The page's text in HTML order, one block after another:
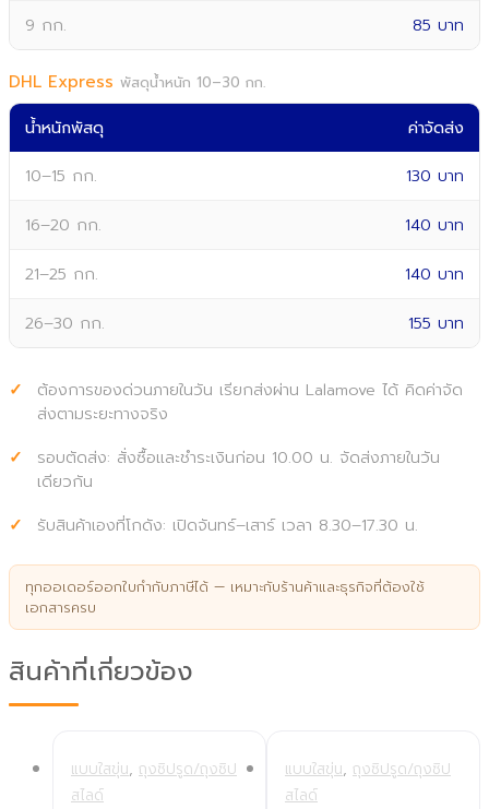
9 กก. 85 บาท
DHL Express พัสดุน้ำหนัก 10–30 กก.
น้ำหนักพัสดุ
ค่าจัดส่ง
10–15 กก.
130 บาท
16–20 กก. 140 บาท
21–25 กก. 140 บาท
26–30 กก. 155 บาท
ต้องการของด่วนภายในวัน เรียกส่งผ่าน Lalamove ได้ คิดค่าจัด
ส่งตามระยะทางจริง
รอบตัดส่ง: สั่งซื้อและชำระเงินก่อน 10.00 น. จัดส่งภายในวัน
เดียวกัน
รับสินค้าเองที่โกดัง: เปิดจันทร์–เสาร์ เวลา 8.30–17.30 น.
ทุกออเดอร์ออกใบกำกับภาษีได้ — เหมาะกับร้านค้าและธุรกิจที่ต้องใช้
เอกสารครบ
สินค้าที่เกี่ยวข้อง
แบบใสขุ่น, ถุงซิปรูด/ถุงซิป
สไลด์
แบบใสขุ่น, ถุงซิปรูด/ถุงซิป
สไลด์